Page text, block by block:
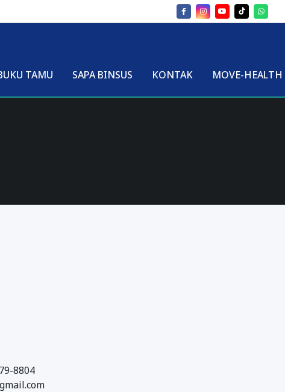
TAMU SAPA BINSUS KONTAK MOVE-HEALTH
8804